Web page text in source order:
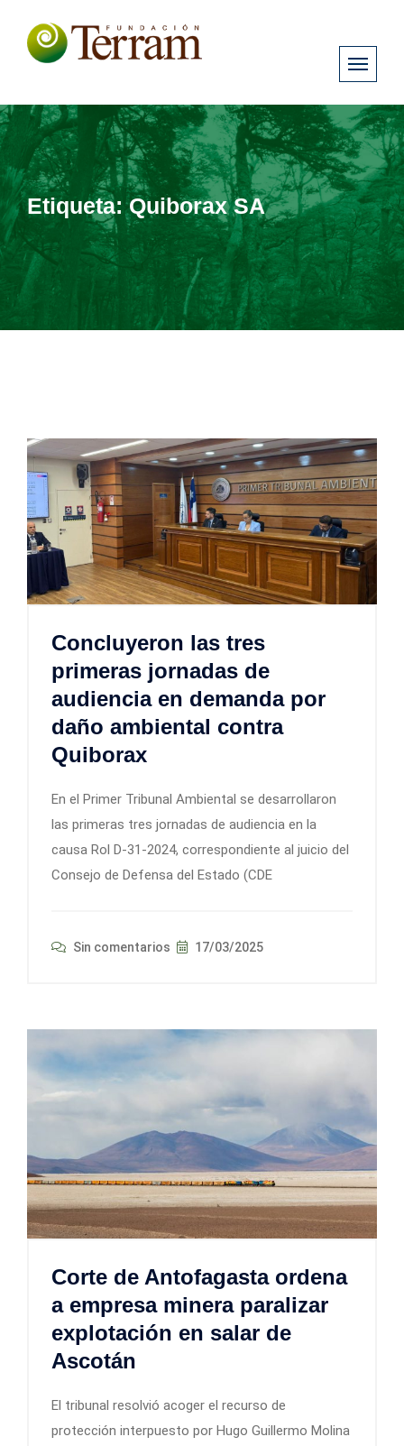
Etiqueta:Quiborax SA
Concluyeron las tres
primeras jornadas de
audiencia en demanda por
daño ambiental contra
Quiborax
En el Primer Tribunal Ambiental se desarrollaron
las primeras tres jornadas de audiencia en la
causa Rol D-31-2024, correspondiente al juicio del
Consejo de Defensa del Estado (CDE
Sin comentarios 17/03/2025
Corte de Antofagasta ordena
a empresa minera paralizar
explotación en salar de
Ascotán
El tribunal resolvió acoger el recurso de
protección interpuesto por Hugo Guillermo Molina